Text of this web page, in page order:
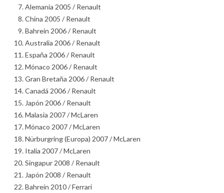
Alemania 2005 / Renault
China 2005 / Renault
Bahrein 2006 / Renault
Australia 2006 / Renault
España 2006 / Renault
Mónaco 2006 / Renault
Gran Bretaña 2006 / Renault
Canadá 2006 / Renault
Japón 2006 / Renault
Malasia 2007 / McLaren
Mónaco 2007 / McLaren
Nürburgring (Europa) 2007 / McLaren
Italia 2007 / McLaren
Singapur 2008 / Renault
Japón 2008 / Renault
Bahrein 2010 / Ferrari